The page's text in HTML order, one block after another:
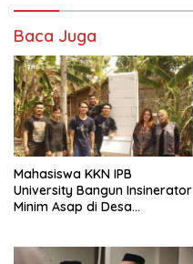
Baca Juga
Mahasiswa KKN IPB
University Bangun Insinerator
Minim Asap di Desa
Lingkungan ‎